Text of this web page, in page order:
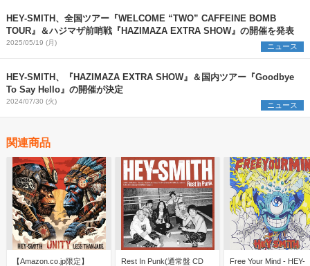
HEY-SMITH、全国ツアー『WELCOME “TWO” CAFFEINE BOMB
TOUR』＆ハジマザ前哨戦『HAZIMAZA EXTRA SHOW』の開催を発表
2025/05/19 (月) ニュース
HEY-SMITH、『HAZIMAZA EXTRA SHOW』＆国内ツアー『Goodbye
To Say Hello』の開催が決定
2024/07/30 (火) ニュース
関連商品
【Amazon.co.jp限定】
Rest In Punk(通常盤 CD
Free Your Mind - HEY-